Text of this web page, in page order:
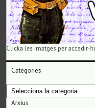
Clicka les imatges per accedir-hi
Categories
Categories
Arxius